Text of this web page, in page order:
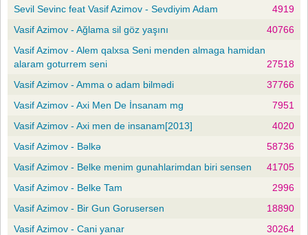
Sevil Sevinc feat Vasif Azimov - Sevdiyim Adam
4919
Vasif Azimov - Ağlama sil göz yaşını
40766
Vasif Azimov - Alem qalxsa Seni menden almaga hamidan
alaram goturrem seni
27518
Vasif Azimov - Amma o adam bilmədi
37766
Vasif Azimov - Axi Men De İnsanam mg
7951
Vasif Azimov - Axi men de insanam[2013]
4020
Vasif Azimov - Bəlkə
58736
Vasif Azimov - Belke menim gunahlarimdan biri sensen
41705
Vasif Azimov - Belke Tam
2996
Vasif Azimov - Bir Gun Gorusersen
18890
Vasif Azimov - Cani yanar
30264